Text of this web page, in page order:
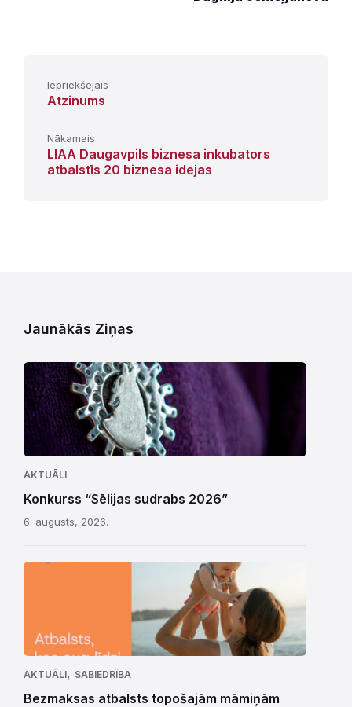
Iepriekšējais
Atzinums
Nākamais
LIAA Daugavpils biznesa inkubators
atbalstīs 20 biznesa idejas
Jaunākās Ziņas
AKTUĀLI
Konkurss “Sēlijas sudrabs 2026”
6. augusts, 2026.
AKTUĀLI, SABIEDRĪBA
Bezmaksas atbalsts topošajām māmiņām